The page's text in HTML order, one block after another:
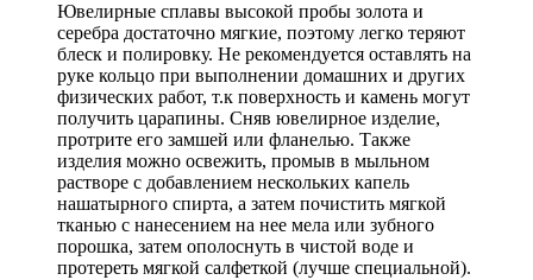
Ювелирные сплавы высокой пробы золота и
серебра достаточно мягкие, поэтому легко теряют
блеск и полировку. Не рекомендуется оставлять на
руке кольцо при выполнении домашних и других
физических работ, т.к поверхность и камень могут
получить царапины. Сняв ювелирное изделие,
протрите его замшей или фланелью. Также
изделия можно освежить, промыв в мыльном
растворе с добавлением нескольких капель
нашатырного спирта, а затем почистить мягкой
тканью с нанесением на нее мела или зубного
порошка, затем ополоснуть в чистой воде и
протереть мягкой салфеткой (лучше специальной).